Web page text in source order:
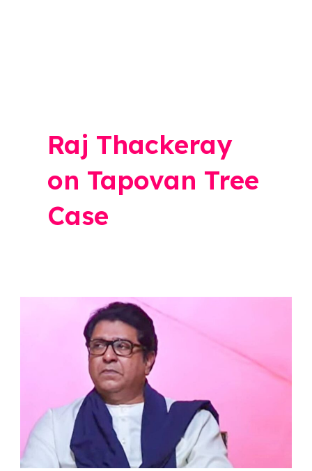
Raj Thackeray
on Tapovan Tree
Case
Thackeray
Case:
साधूंच्या
नावाखाली